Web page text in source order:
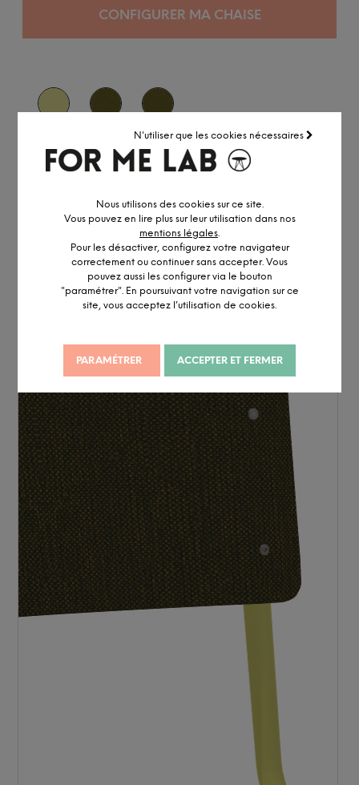
N'utiliser que les cookies nécessaires
Nous utilisons des cookies sur ce site.
Vous pouvez en lire plus sur leur utilisation dans nos
mentions légales
Pour les désactiver, configurez votre navigateur
correctement ou continuer sans accepter. Vous
pouvez aussi les configurer via le bouton
"paramétrer". En poursuivant votre navigation sur ce
site, vous acceptez l’utilisation de cookies.
PARAMÉTRER ACCEPTER ET FERMER
CONFIGURER MA CHAISE